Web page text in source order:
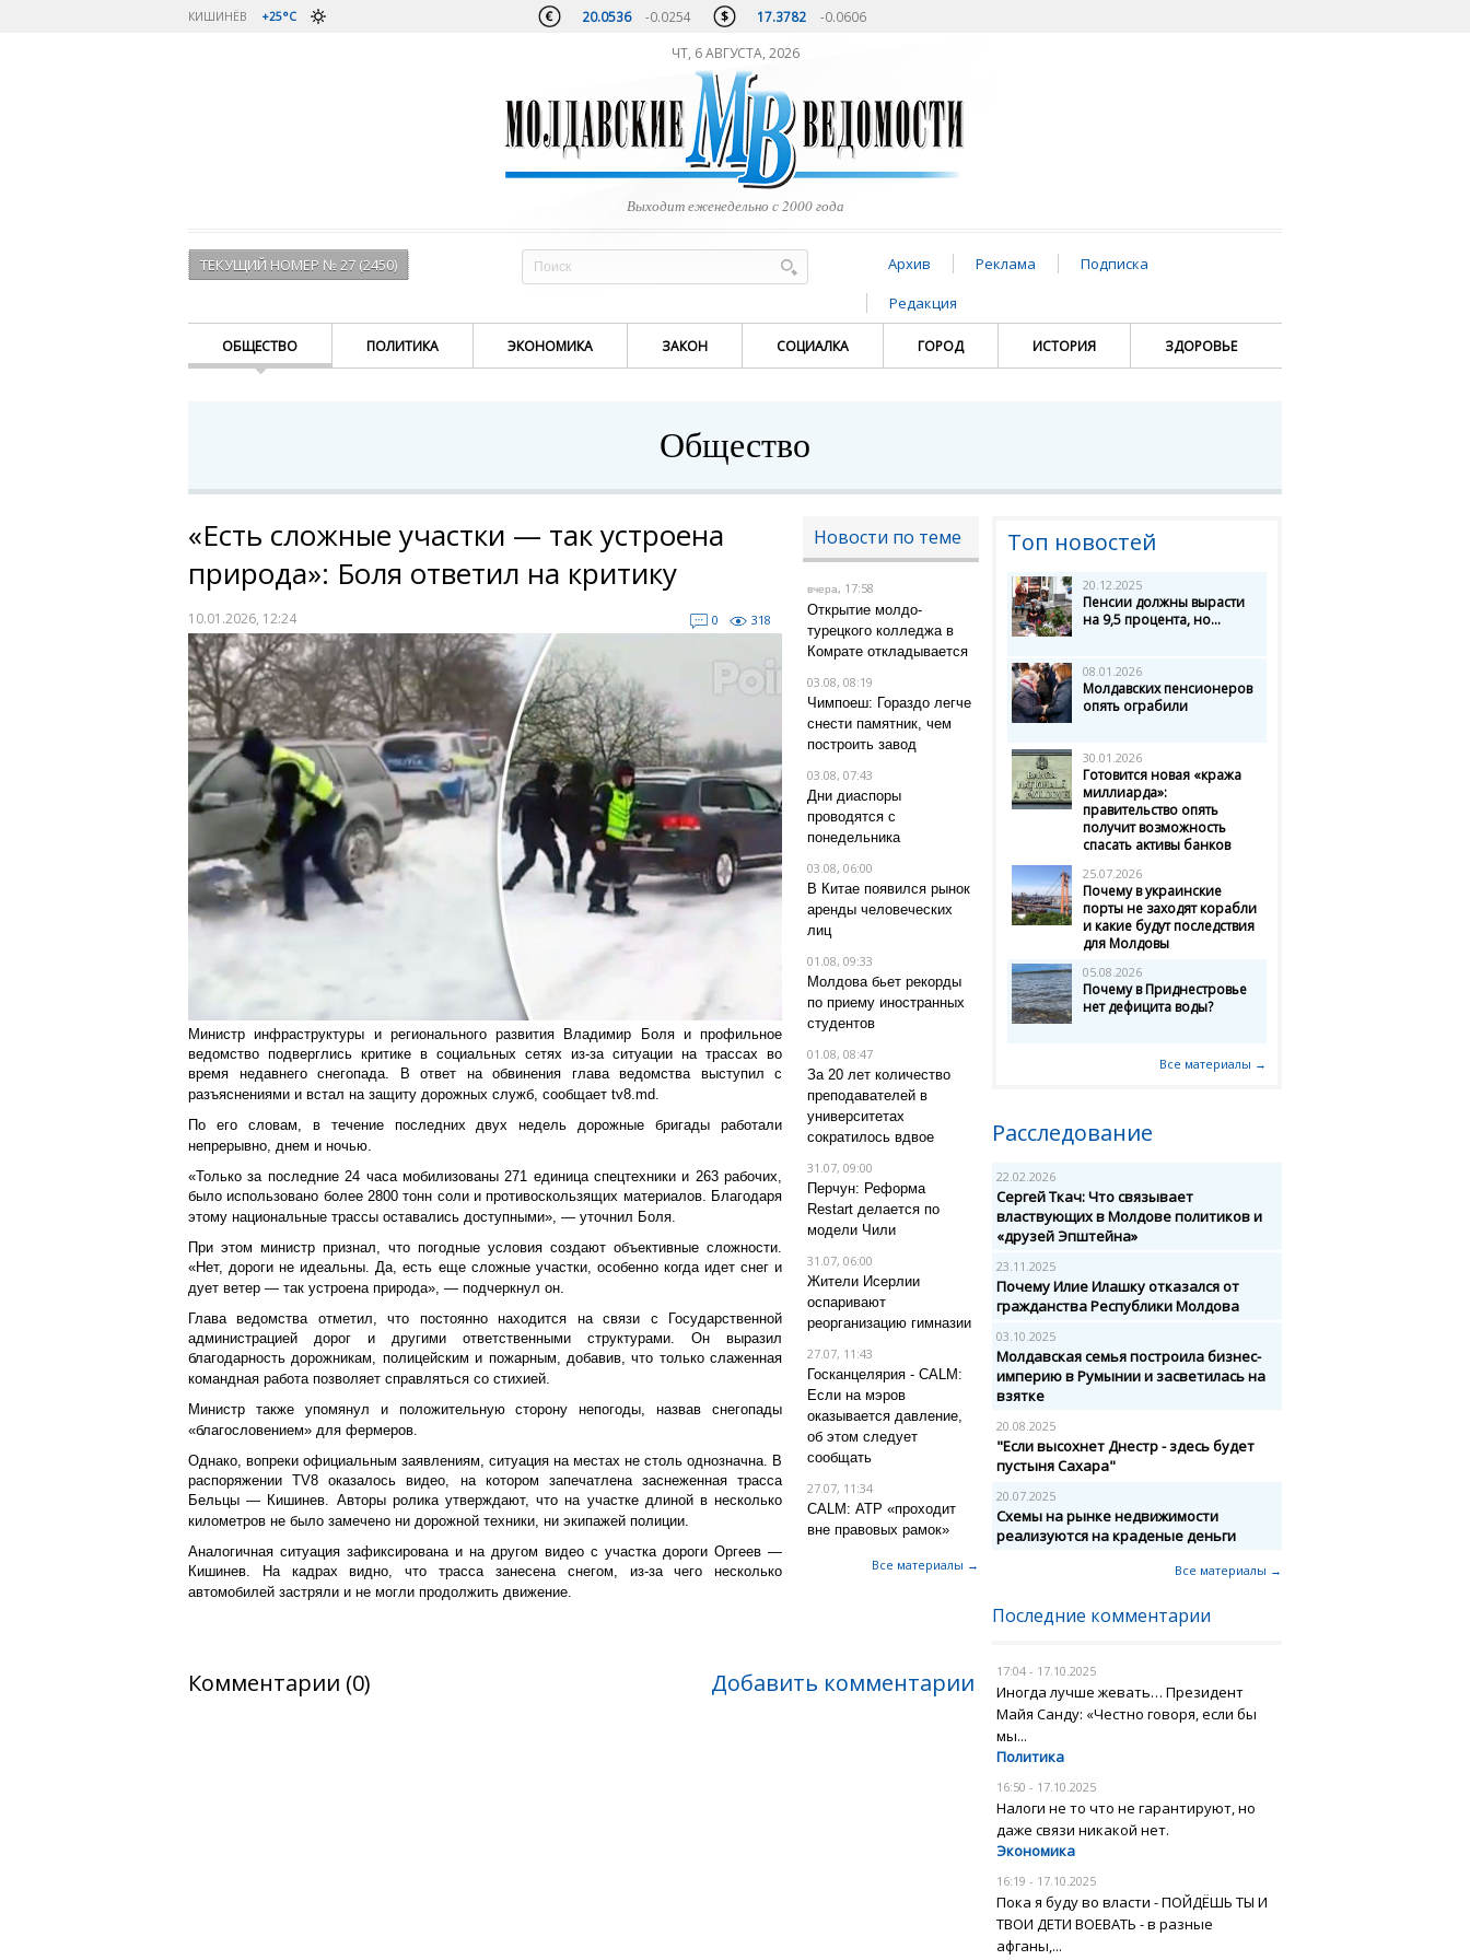
КИШИНЁВ +25°C 20.0536 -0.0254 17.3782 -0.0606
ЧТ, 6 АВГУСТА, 2026
Выходит еженедельно с 2000 года
ТЕКУЩИЙ НОМЕР № 27 (2450) Архив Реклама
Подписка
Редакция
ОБЩЕСТВО ПОЛИТИКА ЭКОНОМИКА ЗАКОН СОЦИАЛКА ГОРОД ИСТОРИЯ ЗДОРОВЬЕ
Общество
«Есть сложные участки — так устроена
природа»: Боля ответил на критику
10.01.2026, 12:24 0 318
Министр инфраструктуры и регионального развития Владимир Боля и профильное
ведомство подверглись критике в социальных сетях из-за ситуации на трассах во
время недавнего снегопада. В ответ на обвинения глава ведомства выступил с
разъяснениями и встал на защиту дорожных служб, сообщает tv8.md.
По его словам, в течение последних двух недель дорожные бригады работали
непрерывно, днем и ночью.
«Только за последние 24 часа мобилизованы 271 единица спецтехники и 263 рабочих,
было использовано более 2800 тонн соли и противоскользящих материалов. Благодаря
этому национальные трассы оставались доступными», — уточнил Боля.
При этом министр признал, что погодные условия создают объективные сложности.
«Нет, дороги не идеальны. Да, есть еще сложные участки, особенно когда идет снег и
дует ветер — так устроена природа», — подчеркнул он.
Глава ведомства отметил, что постоянно находится на связи с Государственной
администрацией дорог и другими ответственными структурами. Он выразил
благодарность дорожникам, полицейским и пожарным, добавив, что только слаженная
командная работа позволяет справляться со стихией.
Министр также упомянул и положительную сторону непогоды, назвав снегопады
«благословением» для фермеров.
Однако, вопреки официальным заявлениям, ситуация на местах не столь однозначна. В
распоряжении TV8 оказалось видео, на котором запечатлена заснеженная трасса
Бельцы — Кишинев. Авторы ролика утверждают, что на участке длиной в несколько
километров не было замечено ни дорожной техники, ни экипажей полиции.
Аналогичная ситуация зафиксирована и на другом видео с участка дороги Оргеев —
Кишинев. На кадрах видно, что трасса занесена снегом, из-за чего несколько
автомобилей застряли и не могли продолжить движение.
Новости по теме
вчера, 17:58
Открытие молдо-
турецкого колледжа в
Комрате откладывается
03.08, 08:19
Чимпоеш: Гораздо легче
снести памятник, чем
построить завод
03.08, 07:43
Дни диаспоры
проводятся с
понедельника
03.08, 06:00
В Китае появился рынок
аренды человеческих
лиц
01.08, 09:33
Молдова бьет рекорды
по приему иностранных
студентов
01.08, 08:47
За 20 лет количество
преподавателей в
университетах
сократилось вдвое
31.07, 09:00
Перчун: Реформа
Restart делается по
модели Чили
31.07, 06:00
Жители Исерлии
оспаривают
реорганизацию гимназии
27.07, 11:43
Госканцелярия - CALM:
Если на мэров
оказывается давление,
об этом следует
сообщать
27.07, 11:34
CALM: АТР «проходит
вне правовых рамок»
Все материалы →
Комментарии (0) Добавить комментарии
Топ новостей
20.12.2025
Пенсии должны вырасти
на 9,5 процента, но...
08.01.2026
Молдавских пенсионеров
опять ограбили
30.01.2026
Готовится новая «кража
миллиарда»:
правительство опять
получит возможность
спасать активы банков
25.07.2026
Почему в украинские
порты не заходят корабли
и какие будут последствия
для Молдовы
05.08.2026
Почему в Приднестровье
нет дефицита воды?
Все материалы →
Расследование
22.02.2026
Сергей Ткач: Что связывает
властвующих в Молдове политиков и
«друзей Эпштейна»
23.11.2025
Почему Илие Илашку отказался от
гражданства Республики Молдова
03.10.2025
Молдавская семья построила бизнес-
империю в Румынии и засветилась на
взятке
20.08.2025
"Если высохнет Днестр - здесь будет
пустыня Сахара"
20.07.2025
Схемы на рынке недвижимости
реализуются на краденые деньги
Все материалы →
Последние комментарии
17:04 - 17.10.2025
Иногда лучше жевать… Президент
Майя Санду: «Честно говоря, если бы
мы...
Политика
16:50 - 17.10.2025
Налоги не то что не гарантируют, но
даже связи никакой нет.
Экономика
16:19 - 17.10.2025
Пока я буду во власти - ПОЙДЁШЬ ТЫ И
ТВОИ ДЕТИ ВОЕВАТЬ - в разные
афганы,...